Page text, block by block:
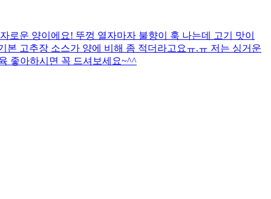
운 양이에요! 뚜껑 열자마자 불향이 훅 나는데 고기 맛이
고추장 소스가 양에 비해 좀 적더라고요ㅠ.ㅠ 저는 싱거운
좋아하시면 꼭 드셔보세요~^^